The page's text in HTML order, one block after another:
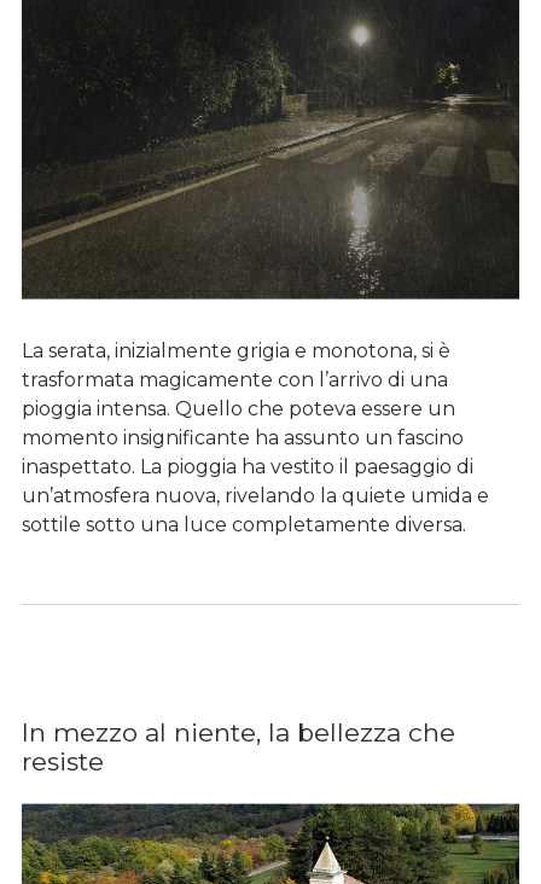
La serata, inizialmente grigia e monotona, si è
trasformata magicamente con l’arrivo di una
pioggia intensa. Quello che poteva essere un
momento insignificante ha assunto un fascino
inaspettato. La pioggia ha vestito il paesaggio di
un’atmosfera nuova, rivelando la quiete umida e
sottile sotto una luce completamente diversa.
In mezzo al niente, la bellezza che
resiste